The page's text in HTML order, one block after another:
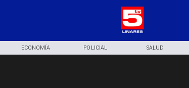
ECONOMÍA POLICIAL SALUD